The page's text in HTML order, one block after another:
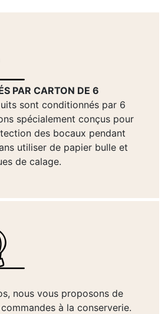
PAR CARTON DE 6
sont conditionnés par 6
spécialement conçus pour
des bocaux pendant
utiliser de papier bulle et
de calage.
nous vous proposons de
à la conserverie.